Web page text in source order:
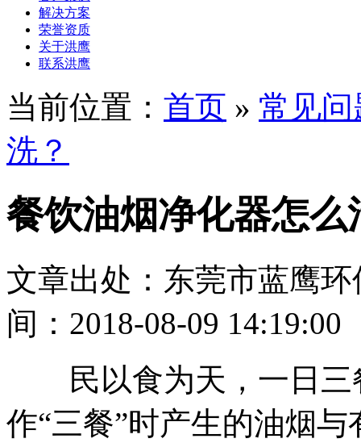
解决方案
荣誉资质
关于洪鹰
联系洪鹰
当前位置： 首页 » 常见问
洗？
餐饮油烟净化器怎么
文章出处：东莞市蓝鹰
间：2018-08-09 14:19:00
民以食为天，一日三
作“三餐”时产生的油烟